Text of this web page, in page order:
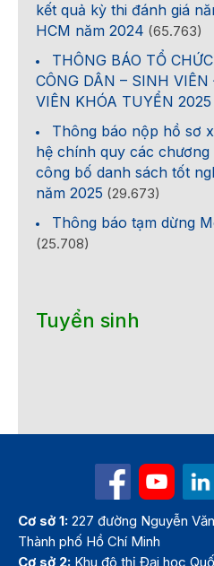
kết quả kỳ thi đánh giá
HCM năm 2024 (65.763)
THÔNG BÁO TỔ
CÔNG DÂN – SINH
VIÊN KHÓA TUYỂN 2025
Thông báo nộp hồ sơ
hệ chính quy các
công bố danh sách tốt
năm 2025 (29.673)
Thông báo tạm dừng
(25.708)
Tuyển sinh
Cơ sở 1: 227 đường Nguyễn
Thành phố Hồ Chí Minh
Cơ sở 2: Khu đô thị Đại học